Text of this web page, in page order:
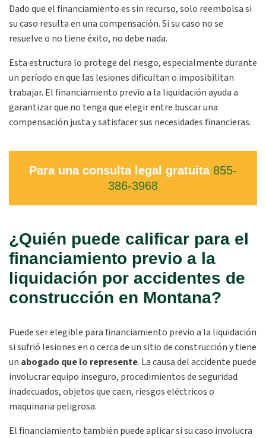
Dado que el financiamiento es sin recurso, solo reembolsa si
su caso resulta en una compensación. Si su caso no se
resuelve o no tiene éxito, no debe nada.
Esta estructura lo protege del riesgo, especialmente durante
un período en que las lesiones dificultan o imposibilitan
trabajar. El financiamiento previo a la liquidación ayuda a
garantizar que no tenga que elegir entre buscar una
compensación justa y satisfacer sus necesidades financieras.
Para una consulta legal gratuita 855-
386-3968
¿Quién puede calificar para el
financiamiento previo a la
liquidación por accidentes de
construcción en Montana?
Puede ser elegible para financiamiento previo a la liquidación
si sufrió lesiones en o cerca de un sitio de construcción y tiene
un abogado que lo represente. La causa del accidente puede
involucrar equipo inseguro, procedimientos de seguridad
inadecuados, objetos que caen, riesgos eléctricos o
maquinaria peligrosa.
El financiamiento también puede aplicar si su caso involucra